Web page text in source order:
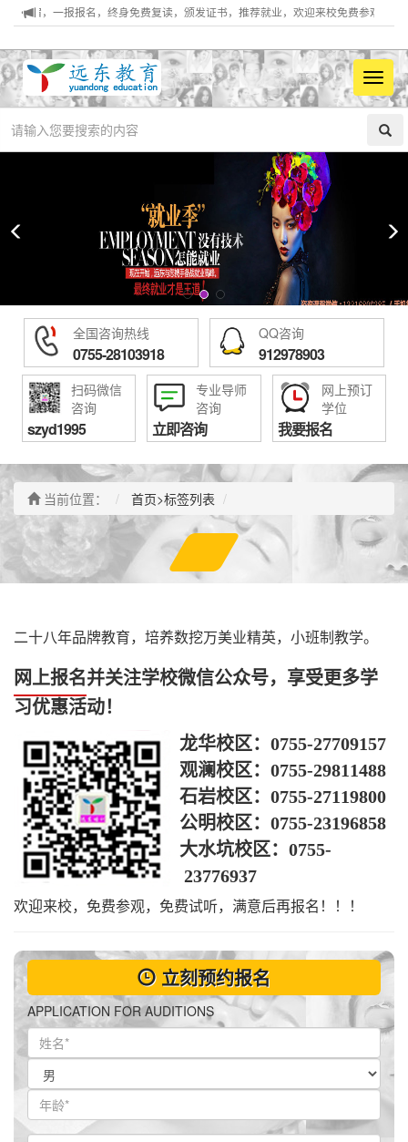
住宿，一报报名，终身免费复读，颁发证书，推荐就业，欢迎来校免费参观！电
菜
单
全国咨询热线
0755-28103918
QQ咨询
912978903
扫码微信
咨询
szyd1995
专业导师
咨询
立即咨询
网上预订
学位
我要报名
当前位置： 首页>标签列表
二十八年品牌教育，培养数挖万美业精英，小班制教学。
网上报名并关注学校微信公众号，享受更多学
习优惠活动！
龙华校区： 0755-27709157
观澜校区： 0755-29811488
石岩校区： 0755-27119800
公明校区： 0755-23196858
大水坑校区： 0755-
23776937
欢迎来校，免费参观，免费试听，满意后再报名！！！
立刻预约报名
APPLICATION FOR AUDITIONS